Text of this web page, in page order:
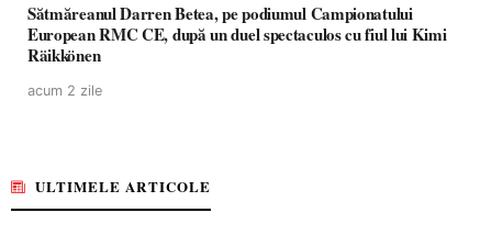
Sătmăreanul Darren Betea, pe podiumul Campionatului
European RMC CE, după un duel spectaculos cu fiul lui Kimi
Räikkönen
acum 2 zile
ULTIMELE ARTICOLE